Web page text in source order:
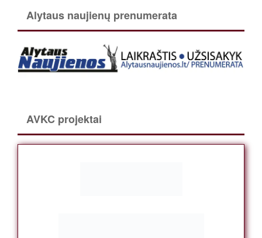
Alytaus naujienų prenumerata
AVKC projektai